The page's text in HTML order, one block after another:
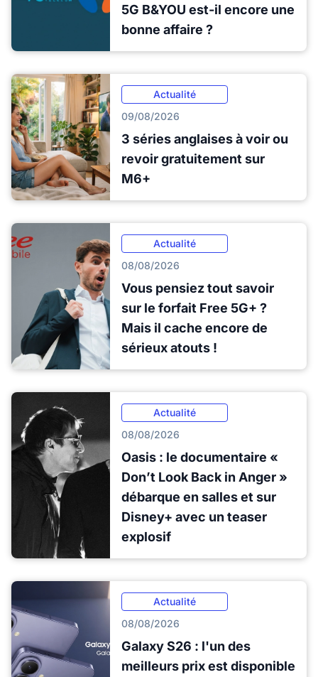
5G B&YOU est-il encore une
bonne affaire ?
Actualité
09/08/2026
3 séries anglaises à voir ou
revoir gratuitement sur
M6+
Actualité
08/08/2026
Vous pensiez tout savoir
sur le forfait Free 5G+ ?
Mais il cache encore de
sérieux atouts !
Actualité
08/08/2026
Oasis : le documentaire «
Don’t Look Back in Anger »
débarque en salles et sur
Disney+ avec un teaser
explosif
Actualité
08/08/2026
Galaxy S26 : l'un des
meilleurs prix est disponible